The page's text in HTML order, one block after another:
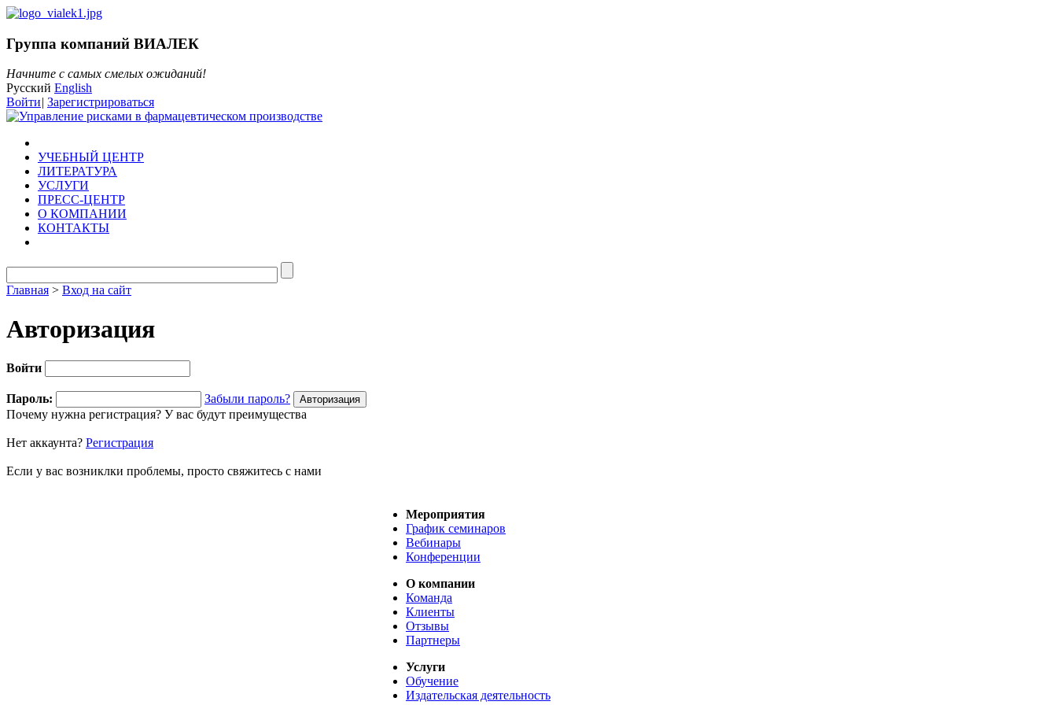
Группа компаний ВИАЛЕК
Начните с самых смелых ожиданий!
Русский English
Войти| Зарегистрироваться
УЧЕБНЫЙ ЦЕНТР
ЛИТЕРАТУРА
УСЛУГИ
ПРЕСС-ЦЕНТР
О КОМПАНИИ
КОНТАКТЫ
Главная > Вход на сайт
Авторизация
Войти
Пароль:
Забыли пароль?
Почему нужна регистрация? У вас будут преимущества
Нет аккаунта? Регистрация
Если у вас возниклки проблемы, просто свяжитесь с нами
Мероприятия
График семинаров
Вебинары
Конференции
О компании
Команда
Клиенты
Отзывы
Партнеры
Услуги
Обучение
Издательская деятельность